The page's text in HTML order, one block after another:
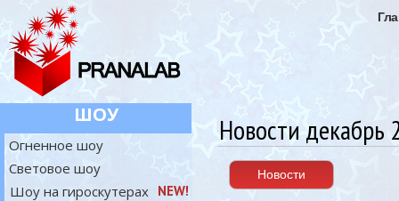
ШОУ
NEW!
Огненное шоу
Световое шоу
Шоу на гироскутерах
Новости декабрь
Новости